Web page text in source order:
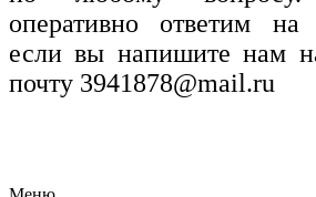
оперативно ответим
если вы напишите нам
почту 3941878@mail.ru